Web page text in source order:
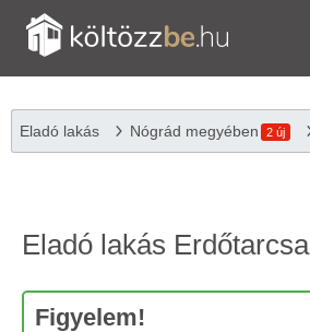
Eladó lakás Nógrád megyében 2 új
Eladó lakás Erdőtarcsa
Figyelem!